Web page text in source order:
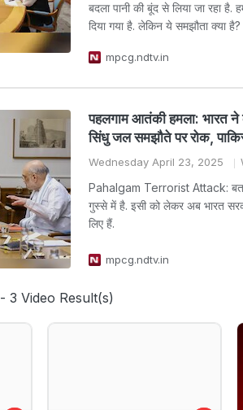
बदला पानी की बूंद से लिया जा रहा
दिया गया है. लेकिन ये समझौता क्या
mpcg.ndtv.in
पहलगाम आतंकी हमला: भारत ने
सिंधु जल समझौते पर रोक,
Wednesday April 23, 2025
Pahalgam Terrorist Attack:
गुस्से में है. इसी को लेकर अब भारत
लिए हैं.
mpcg.ndtv.in
- 3 Video Result(s)